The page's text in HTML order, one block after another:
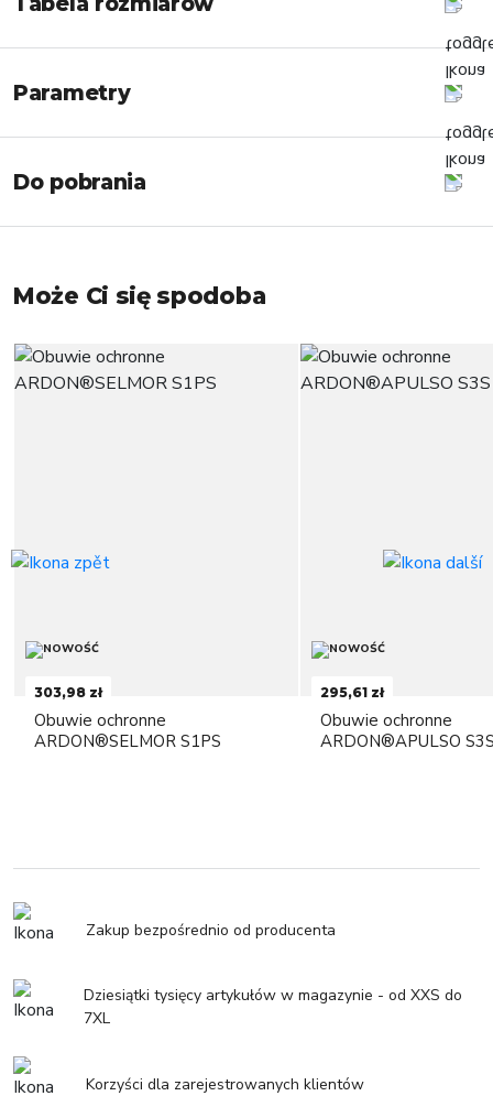
Parametry
Do pobrania
Może Ci się spodoba
303,98 zł
Obuwie ochronne
ARDON®SELMOR S1PS
295,61 zł
Obuwie ochronne
ARDON®APULSO
Zakup bezpośrednio od producenta
Dziesiątki tysięcy artykułów w magazynie - od XXS do
7XL
Korzyści dla zarejestrowanych klientów